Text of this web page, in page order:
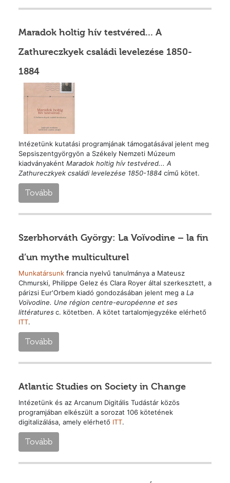
Maradok holtig hív testvéred... A
Zathureczkyek családi levelezése 1850-
1884
Intézetünk kutatási programjának támogatásával jelent meg
Sepsiszentgyörgyön a Székely Nemzeti Múzeum
kiadványaként Maradok holtig hív testvéred... A
Zathureczkyek családi levelezése 1850-1884 című kötet.
Tovább
Szerbhorváth György: La Voïvodine – la fin
d’un mythe multiculturel
Munkatársunkfrancia nyelvű tanulmánya a Mateusz
Chmurski, Philippe Gelez és Clara Royer által szerkesztett, a
párizsi Eur'Orbem kiadó gondozásában jelent meg a La
Voïvodine. Une région centre-européenne et ses
littératuresc. kötetben. A kötet tartalomjegyzéke elérhető
ITT.
Tovább
Atlantic Studies on Society in Change
Intézetünk és az Arcanum Digitális Tudástár közös
programjában elkészült a sorozat 106 kötetének
digitalizálása, amely elérhető ITT.
Tovább